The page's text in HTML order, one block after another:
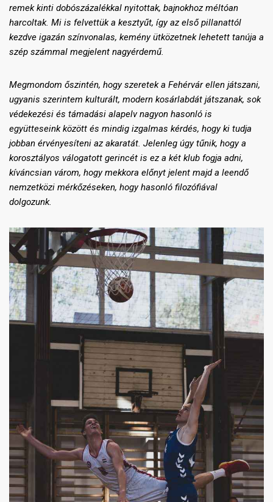
remek kinti dobószázalékkal nyitottak, bajnokhoz méltóan
harcoltak. Mi is felvettük a kesztyűt, így az első pillanattól
kezdve igazán színvonalas, kemény ütközetnek lehetett tanúja a
szép számmal megjelent nagyérdemű.
Megmondom őszintén, hogy szeretek a Fehérvár ellen játszani,
ugyanis szerintem kulturált, modern kosárlabdát játszanak, sok
védekezési és támadási alapelv nagyon hasonló is
együtteseink között és mindig izgalmas kérdés, hogy ki tudja
jobban érvényesíteni az akaratát. Jelenleg úgy tűnik, hogy a
korosztályos válogatott gerincét is ez a két klub fogja adni,
kíváncsian várom, hogy mekkora előnyt jelent majd a leendő
nemzetközi mérkőzéseken, hogy hasonló filozófiával
dolgozunk.